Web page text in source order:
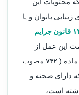
محتویات این
بانوان و یا
۱۴ قانون جرایم
این عمل از
تعریف تصاویر مبتذل مندرج در تبصره یک ماده ( ۷۴۲ مصوب
که دارای صحنه و
است،